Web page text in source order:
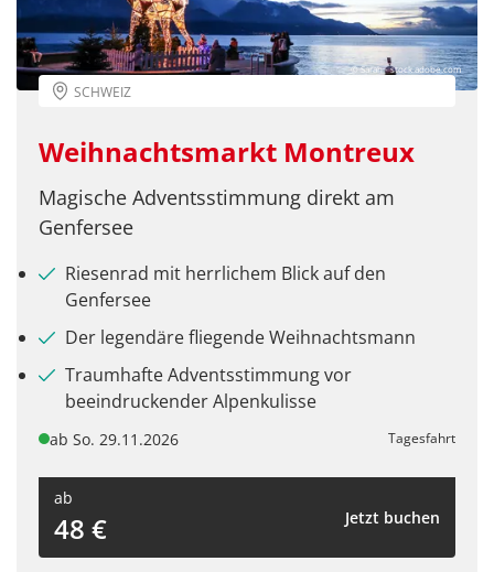
© Sarah - stock.adobe.com
SCHWEIZ
Weihnachtsmarkt Montreux
Magische Adventsstimmung direkt am
Genfersee
Riesenrad mit herrlichem Blick auf den
Genfersee
Der legendäre fliegende Weihnachtsmann
Traumhafte Adventsstimmung vor
beeindruckender Alpenkulisse
ab So. 29.11.2026 Tagesfahrt
ab
48 € Jetzt buchen